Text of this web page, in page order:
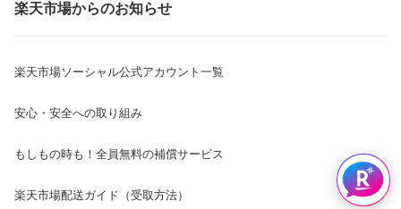
楽天市場からのお知らせ
楽天市場ソーシャル公式アカウント一覧
安心・安全への取り組み
もしもの時も！全員無料の補償サービス
楽天市場配送ガイド（受取方法）